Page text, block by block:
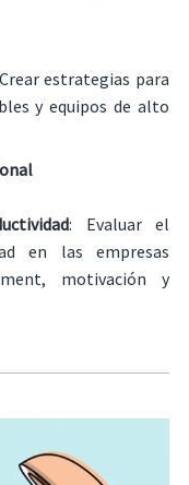
estrategias para
y equipos de alto
: Evaluar el
en las empresas
motivación y